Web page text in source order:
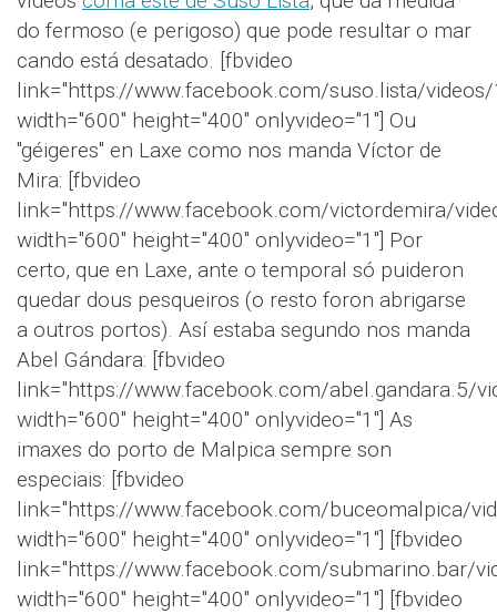
do fermoso (e perigoso) que pode resultar o mar
cando está desatado. [fbvideo
link="https://www.facebook.com/suso.lista/
width="600" height="400" onlyvideo="1"] Ou
"géigeres" en Laxe como nos manda Víctor de
Mira: [fbvideo
link="https://www.facebook.com/victordemira/
width="600" height="400" onlyvideo="1"] Por
certo, que en Laxe, ante o temporal só puideron
quedar dous pesqueiros (o resto foron abrigarse
a outros portos). Así estaba segundo nos manda
Abel Gándara: [fbvideo
link="https://www.facebook.com/abel.gandara.5/
width="600" height="400" onlyvideo="1"] As
imaxes do porto de Malpica sempre son
especiais: [fbvideo
link="https://www.facebook.com/buceomalpica/
width="600" height="400" onlyvideo="1"] [fbvideo
link="https://www.facebook.com/submarino.bar/
width="600" height="400" onlyvideo="1"] [fbvideo